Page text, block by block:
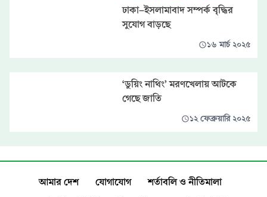
ঢাকা-ইসলামাবাদ সম্পর্ক বৃদ্ধির
সুযোগ বাড়ছে
১৬ মার্চ ২০২৫
‘ডুয়িং নাথিং’ মরণখেলায় আটকে
গেছে জাতি
১২ ফেব্রুয়ারি ২০২৫
আমার দেশ যোগাযোগ
শর্তাবলি ও নীতিমালা